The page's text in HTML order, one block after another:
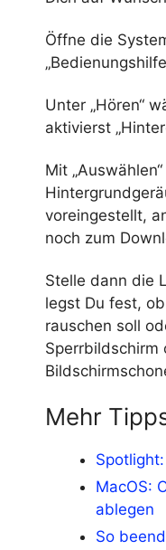
Öffne die
Unter „Hören“
aktivierst
Mit
voreingestellt,
noch zum
Stelle dann die
legst Du fest,
rauschen soll
Sperrbildschirm
Mehr
MacOS:
ablegen
So